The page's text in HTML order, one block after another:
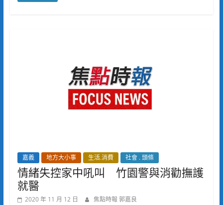
嘉義 地方大小事 生活.消費 社會 . 頭條
情緒失控家中吼叫 竹園警與消勸撫護
就醫
2020 年 11 月 12 日 焦點時報 郭嘉良